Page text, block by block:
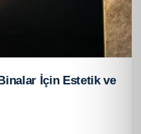
İçin Estetik ve